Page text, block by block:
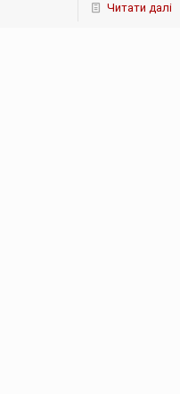
Читати далі